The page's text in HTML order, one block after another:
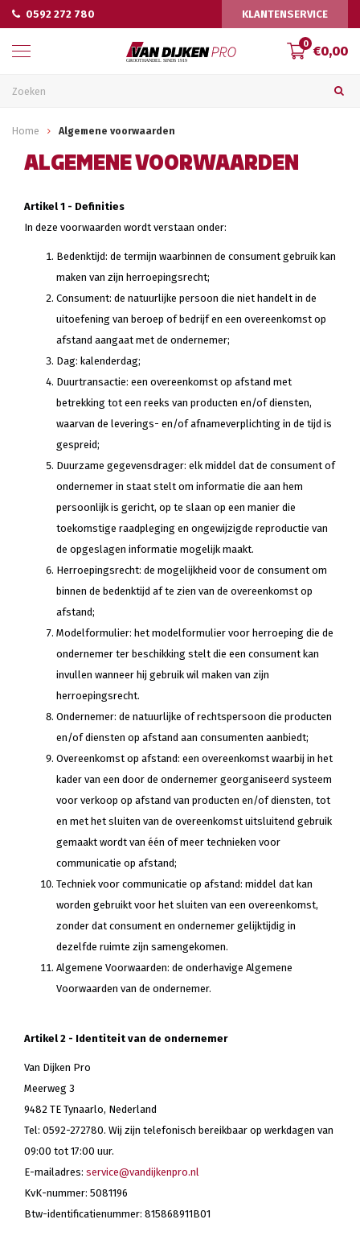
0592 272 780 KLANTENSERVICE
0 €0,00
Home Algemene voorwaarden
ALGEMENE VOORWAARDEN
Artikel 1 - Definities
In deze voorwaarden wordt verstaan onder:
Bedenktijd: de termijn waarbinnen de consument gebruik kan
maken van zijn herroepingsrecht;
Consument: de natuurlijke persoon die niet handelt in de
uitoefening van beroep of bedrijf en een overeenkomst op
afstand aangaat met de ondernemer;
Dag: kalenderdag;
Duurtransactie: een overeenkomst op afstand met
betrekking tot een reeks van producten en/of diensten,
waarvan de leverings- en/of afnameverplichting in de tijd is
gespreid;
Duurzame gegevensdrager: elk middel dat de consument of
ondernemer in staat stelt om informatie die aan hem
persoonlijk is gericht, op te slaan op een manier die
toekomstige raadpleging en ongewijzigde reproductie van
de opgeslagen informatie mogelijk maakt.
Herroepingsrecht: de mogelijkheid voor de consument om
binnen de bedenktijd af te zien van de overeenkomst op
afstand;
Modelformulier: het modelformulier voor herroeping die de
ondernemer ter beschikking stelt die een consument kan
invullen wanneer hij gebruik wil maken van zijn
herroepingsrecht.
Ondernemer: de natuurlijke of rechtspersoon die producten
en/of diensten op afstand aan consumenten aanbiedt;
Overeenkomst op afstand: een overeenkomst waarbij in het
kader van een door de ondernemer georganiseerd systeem
voor verkoop op afstand van producten en/of diensten, tot
en met het sluiten van de overeenkomst uitsluitend gebruik
gemaakt wordt van één of meer technieken voor
communicatie op afstand;
Techniek voor communicatie op afstand: middel dat kan
worden gebruikt voor het sluiten van een overeenkomst,
zonder dat consument en ondernemer gelijktijdig in
dezelfde ruimte zijn samengekomen.
Algemene Voorwaarden: de onderhavige Algemene
Voorwaarden van de ondernemer.
Artikel 2 - Identiteit van de ondernemer
Van Dijken Pro
Meerweg 3
9482 TE Tynaarlo, Nederland
Tel: 0592-272780. Wij zijn telefonisch bereikbaar op werkdagen van
09:00 tot 17:00 uur.
E-mailadres: service@vandijkenpro.nl
KvK-nummer: 5081196
Btw-identificatienummer: 815868911B01